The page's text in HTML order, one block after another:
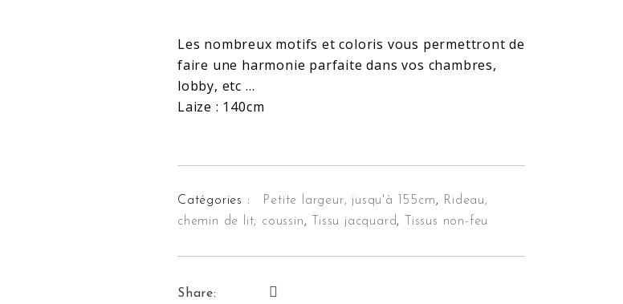
Les nombreux motifs et coloris vous permettront de
faire une harmonie parfaite dans vos chambres,
lobby, etc …
Laize : 140cm
Catégories : Petite largeur, jusqu'à 155cm,
Rideau,
chemin de lit, coussin, Tissu jacquard, Tissus non-feu
Share: